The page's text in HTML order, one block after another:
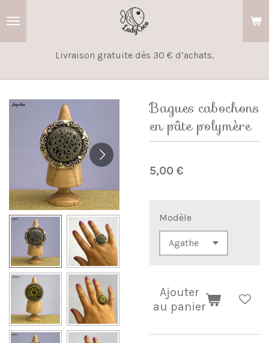
Livraison gratuite dès 30 € d’achats.
Bagues cabochons
en pâte polymère
5,00 €
Modèle
Ajouter
au panier